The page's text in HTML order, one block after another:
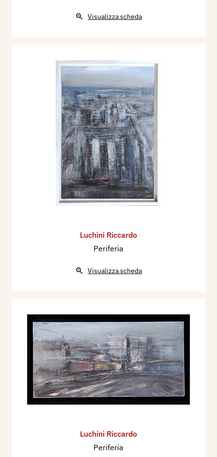
Visualizza scheda
Luchini Riccardo
Periferia
Visualizza scheda
Luchini Riccardo
Periferia